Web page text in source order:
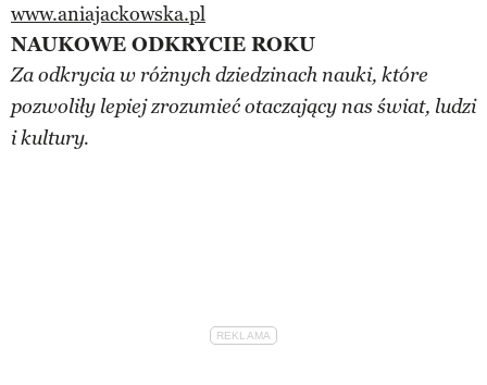
www.aniajackowska.pl
NAUKOWE ODKRYCIE ROKU
Za odkrycia w różnych dziedzinach nauki, które
pozwoliły lepiej zrozumieć otaczający nas świat, ludzi
i kultury.